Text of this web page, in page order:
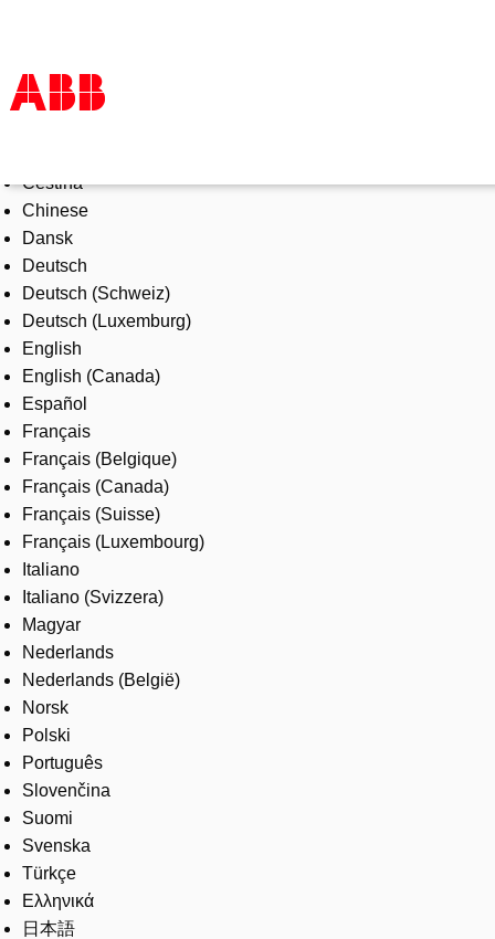
Products & Solutions
Industries
Services
About us
Where to buy
Contact us
Careers
Čeština
Chinese
Dansk
Deutsch
Deutsch (Schweiz)
Deutsch (Luxemburg)
English
English (Canada)
Español
Français
Français (Belgique)
Français (Canada)
Français (Suisse)
Français (Luxembourg)
Italiano
Italiano (Svizzera)
Magyar
Nederlands
Nederlands (België)
Norsk
Polski
Português
Slovenčina
Suomi
Svenska
Türkçe
Ελληνικά
日本語